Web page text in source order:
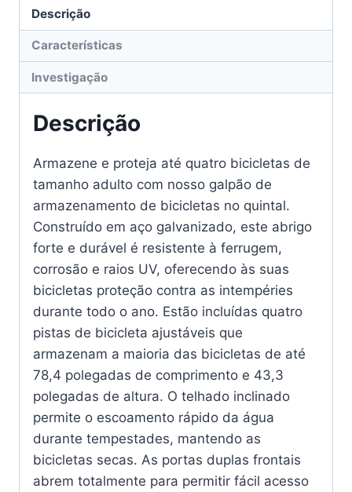
Descrição
Características
Investigação
Descrição
Armazene e proteja até quatro bicicletas de
tamanho adulto com nosso galpão de
armazenamento de bicicletas no quintal.
Construído em aço galvanizado, este abrigo
forte e durável é resistente à ferrugem,
corrosão e raios UV, oferecendo às suas
bicicletas proteção contra as intempéries
durante todo o ano. Estão incluídas quatro
pistas de bicicleta ajustáveis ​​que
armazenam a maioria das bicicletas de até
78,4 polegadas de comprimento e 43,3
polegadas de altura. O telhado inclinado
permite o escoamento rápido da água
durante tempestades, mantendo as
bicicletas secas. As portas duplas frontais
abrem totalmente para permitir fácil acesso